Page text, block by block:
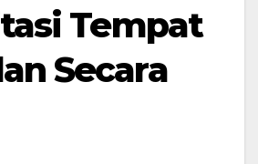
Tempat
Secara